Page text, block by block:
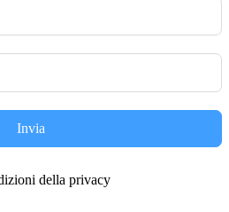
Invia
della privacy